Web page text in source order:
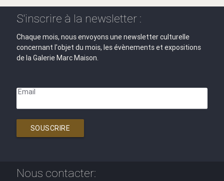
S'inscrire à la newsletter :
Chaque mois, nous envoyons une newsletter culturelle
concernant l'objet du mois, les évènements et expositions
de la Galerie Marc Maison.
Email
SOUSCRIRE
Nous contacter: